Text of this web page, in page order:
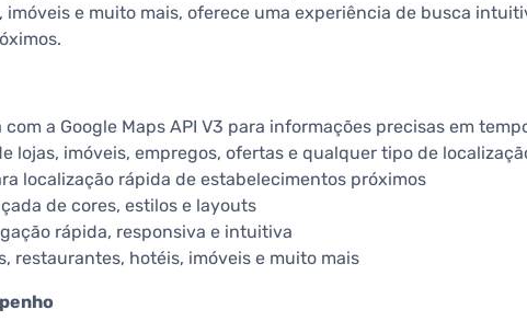
imóveis e muito mais, oferece uma experiência de busca
a Google Maps API V3 para informações precisas em
lojas, imóveis, empregos, ofertas e qualquer tipo de
localização rápida de estabelecimentos próximos
de cores, estilos e layouts
rápida, responsiva e intuitiva
restaurantes, hotéis, imóveis e muito mais